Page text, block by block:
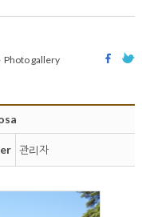
Photo gallery
관리자